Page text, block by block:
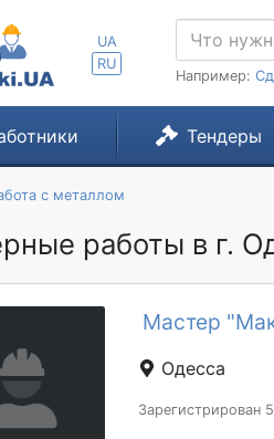
UA
RU
Например:
Тендеры
с металлом
работы в г.
Мастер
Одесса
Зарегистрирован